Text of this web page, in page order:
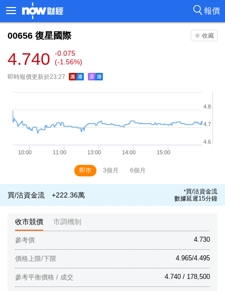
報價
00656 復星國際
4.740
-0.075
(-1.56%)
即時報價更新於23:27
即市 3個月 6個月
買/沽資金流 +222.36萬 *買/沽資金流
數據延遲15分鐘
收市競價 市調機制
4.730
參考價
4.965/4.495
價格上限/下限
4.740 / 178,500
參考平衡價格 / 成交